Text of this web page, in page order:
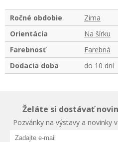
Ročné obdobie
Zima
Orientácia
Na šírku
Farebnosť
Farebná
Dodacia doba
do 10 dní
Želáte si dostávať
Pozvánky na výstavy a novinky